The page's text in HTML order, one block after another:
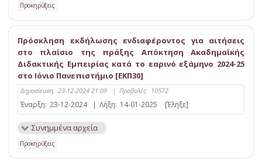
Προκηρύξεις
Πρόσκληση εκδήλωσης ενδιαφέροντος για αιτήσεις
στο πλαίσιο της πράξης Απόκτηση Ακαδηµαϊκής
Διδακτικής Εµπειρίας κατά το εαρινό εξάμηνο 2024-25
στο Ιόνιο Πανεπιστήμιο [ΕΚΠ30]
Δημοσίευση: 23-12-2024 21:09 | Προβολές: 10572
Έναρξη: 23-12-2024 | Λήξη: 14-01-2025 [Έληξε]
Συνημμένα αρχεία
Προκηρύξεις